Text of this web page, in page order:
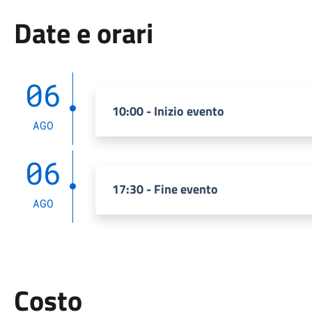
Date e orari
06
AGO
10:00 - Inizio evento
06
AGO
17:30 - Fine evento
Costo